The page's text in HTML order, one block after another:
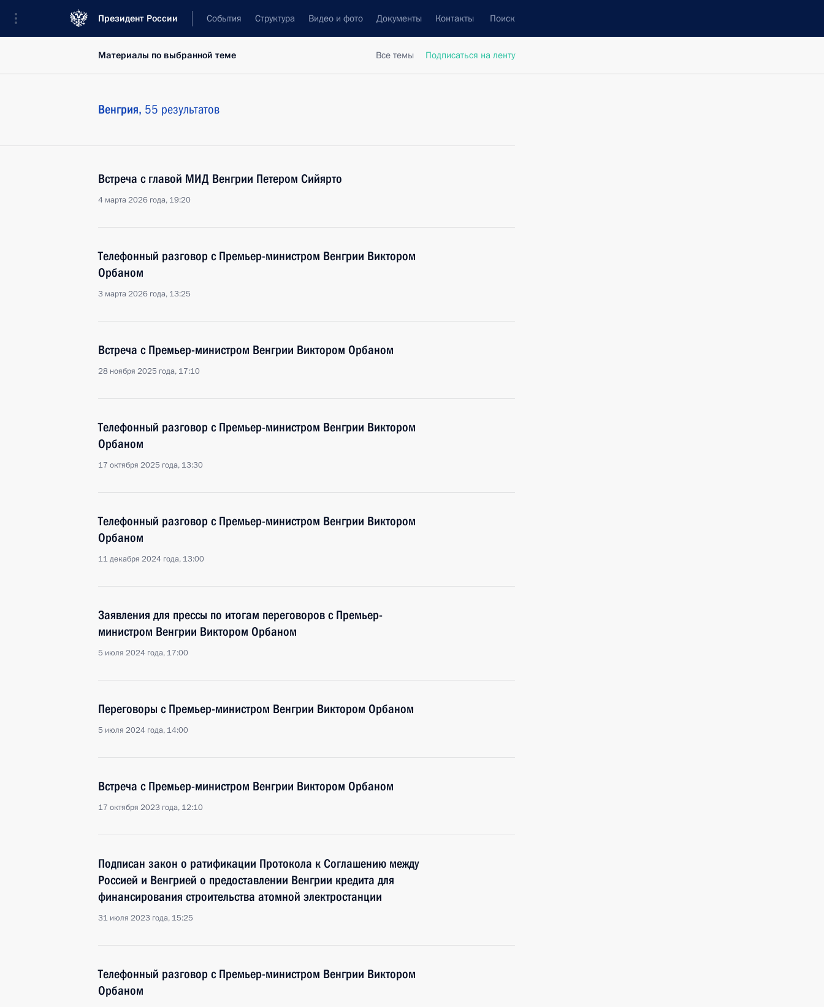
Президент России События Структура Видео и фото Документы Контакты Поиск
Все темы Подписаться на ленту
Материалы по выбранной теме
Венгрия, 55 результатов
Встреча с главой МИД Венгрии Петером Сийярто
4 марта 2026 года, 19:20
Телефонный разговор с Премьер-министром Венгрии Виктором
Орбаном
3 марта 2026 года, 13:25
Встреча с Премьер-министром Венгрии Виктором Орбаном
28 ноября 2025 года, 17:10
Телефонный разговор с Премьер-министром Венгрии Виктором
Орбаном
17 октября 2025 года, 13:30
Телефонный разговор с Премьер-министром Венгрии Виктором
Орбаном
11 декабря 2024 года, 13:00
Заявления для прессы по итогам переговоров с Премьер-
министром Венгрии Виктором Орбаном
5 июля 2024 года, 17:00
Переговоры с Премьер-министром Венгрии Виктором Орбаном
5 июля 2024 года, 14:00
Встреча с Премьер-министром Венгрии Виктором Орбаном
17 октября 2023 года, 12:10
Подписан закон о ратификации Протокола к Соглашению между
Россией и Венгрией о предоставлении Венгрии кредита для
финансирования строительства атомной электростанции
31 июля 2023 года, 15:25
Телефонный разговор с Премьер-министром Венгрии Виктором
Орбаном